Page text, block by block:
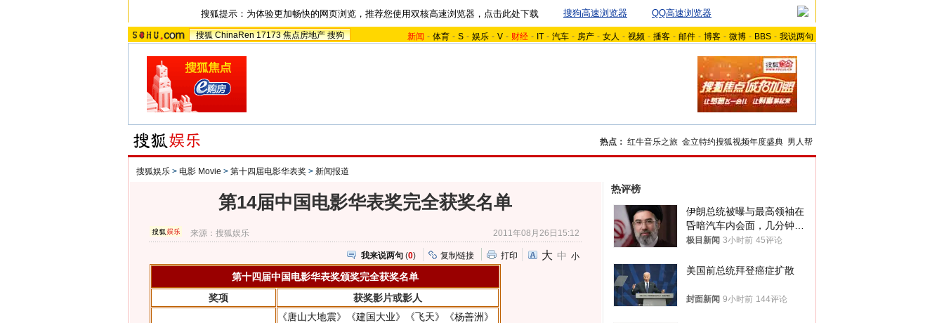
搜狐提示：为体验更加畅快的网页浏览，推荐您使用双核高速浏览器，点击此处下载 搜狗高速浏览器 QQ高速浏览器
搜狐 ChinaRen 17173 焦点房地产 搜狗 新闻 - 体育 - S - 娱乐 - V - 财经 - IT - 汽车 - 房产 - 女人 - 视频 - 播客 - 邮件 - 博客 - 微博 - BBS - 我说两句
热点： 红牛音乐之旅 金立特约搜狐视频年度盛典 男人帮
搜狐娱乐 > 电影 Movie > 第十四届电影华表奖 > 新闻报道
第14届中国电影华表奖完全获奖名单
来源：搜狐娱乐 2011年08月26日15:12
我来说两句 (0) 复制链接 打印 大 中 小
第十四届中国电影华表奖颁奖完全获奖名单
奖项
获奖影片或影人
《唐山大地震》 《建国大业》 《飞天》
《杨善洲》
热评榜
伊朗总统被曝与最高领袖在
昏暗汽车内会面，几分钟里
只能靠声音交谈难辨真假
极目新闻 3小时前 45评论
美国前总统拜登癌症扩散
封面新闻 9小时前 144评论